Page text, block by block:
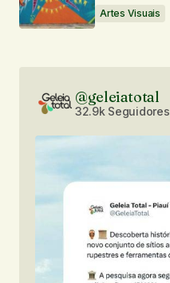
Artes Visuais
@geleiatotal
32.9k Seguidores